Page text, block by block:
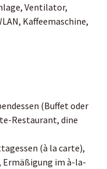
Ventilator,
Kaffeemaschine,
(Buffet oder
Restaurant, dine
(à la carte),
Ermäßigung im à-la-